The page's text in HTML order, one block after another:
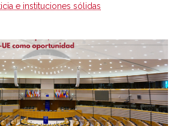
e instituciones sólidas